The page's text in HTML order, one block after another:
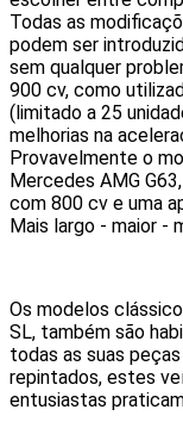
Todas as
podem ser
sem qualquer
900 cv, como
(limitado a 25
melhorias na
Provavelmente o
Mercedes AMG
com 800 cv e uma
Mais largo - maior -
Os modelos
SL, também são
todas as suas
repintados, estes
entusiastas